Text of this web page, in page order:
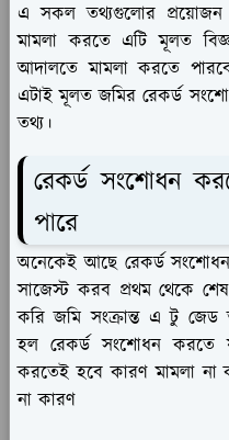
এ সকল তথ্যগুলোর
মামলা করতে এটি মূলত
আদালতে মামলা করতে
এটাই মূলত জমির রেকর্ড
তথ্য।
রেকর্ড সংশোধন
পারে
অনেকেই আছে রেকর্ড
সাজেস্ট করব প্রথম থেকে
করি জমি সংক্রান্ত এ টু
হল রেকর্ড সংশোধন করতে
করতেই হবে কারণ মামলা
না কারণ